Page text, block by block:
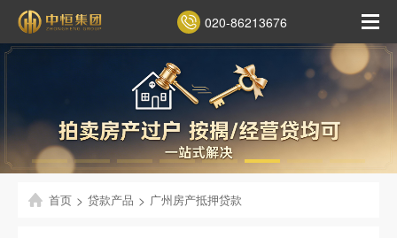
020-86213676
首页 > 贷款产品 > 广州房产抵押贷款